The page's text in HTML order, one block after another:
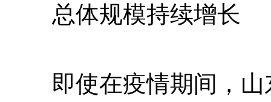
总体规模持续增长
即使在疫情期间，山